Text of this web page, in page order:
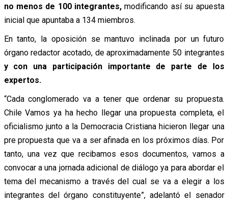
no menos de 100 integrantes, modificando así su apuesta
inicial que apuntaba a 134 miembros.
En tanto, la oposición se mantuvo inclinada por un futuro
órgano redactor acotado, de aproximadamente 50 integrantes
y con una participación importante de parte de los
expertos.
“Cada conglomerado va a tener que ordenar su propuesta.
Chile Vamos ya ha hecho llegar una propuesta completa, el
oficialismo junto a la Democracia Cristiana hicieron llegar una
pre propuesta que va a ser afinada en los próximos días. Por
tanto, una vez que recibamos esos documentos, vamos a
convocar a una jornada adicional de diálogo ya para abordar el
tema del mecanismo a través del cual se va a elegir a los
integrantes del órgano constituyente”, adelantó el senador